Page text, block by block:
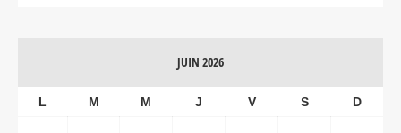
JUIN 2026
L M M J V S D